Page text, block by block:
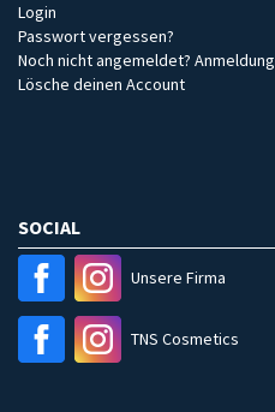
Login
Passwort vergessen?
Noch nicht angemeldet? Anmeldung
Lösche deinen Account
SOCIAL
Unsere Firma
TNS Cosmetics